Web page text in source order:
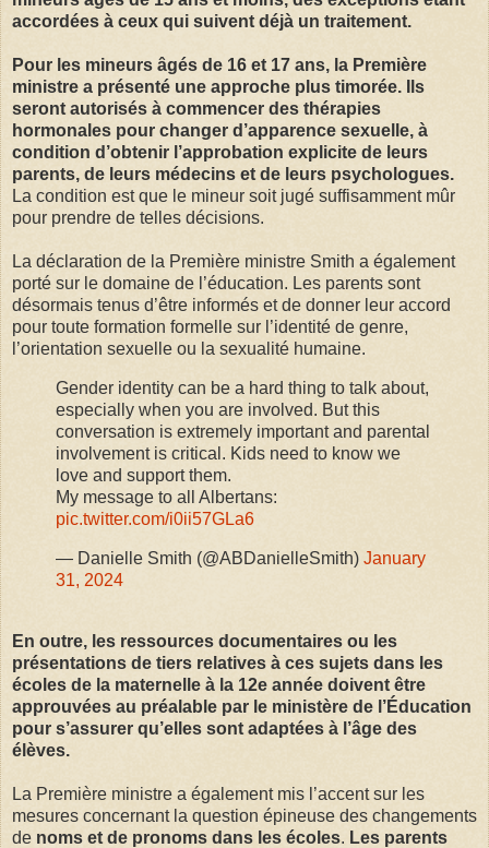
accordées à ceux qui suivent déjà un traitement.
Pour les mineurs âgés de 16 et 17 ans, la Première
ministre a présenté une approche plus timorée. Ils
seront autorisés à commencer des thérapies
hormonales pour changer d’apparence sexuelle, à
condition d’obtenir l’approbation explicite de leurs
parents, de leurs médecins et de leurs psychologues.
La condition est que le mineur soit jugé suffisamment mûr
pour prendre de telles décisions.
La déclaration de la Première ministre Smith a également
porté sur le domaine de l’éducation. Les parents sont
désormais tenus d’être informés et de donner leur accord
pour toute formation formelle sur l’identité de genre,
l’orientation sexuelle ou la sexualité humaine.
Gender identity can be a hard thing to talk about,
especially when you are involved. But this
conversation is extremely important and parental
involvement is critical. Kids need to know we
love and support them.
My message to all Albertans:
pic.twitter.com/i0ii57GLa6
— Danielle Smith (@ABDanielleSmith) January
31, 2024
En outre, les ressources documentaires ou les
présentations de tiers relatives à ces sujets dans les
écoles de la maternelle à la 12e année doivent être
approuvées au préalable par le ministère de l’Éducation
pour s’assurer qu’elles sont adaptées à l’âge des
élèves.
La Première ministre a également mis l’accent sur les
mesures concernant la question épineuse des changements
de noms et de pronoms dans les écoles. Les parents